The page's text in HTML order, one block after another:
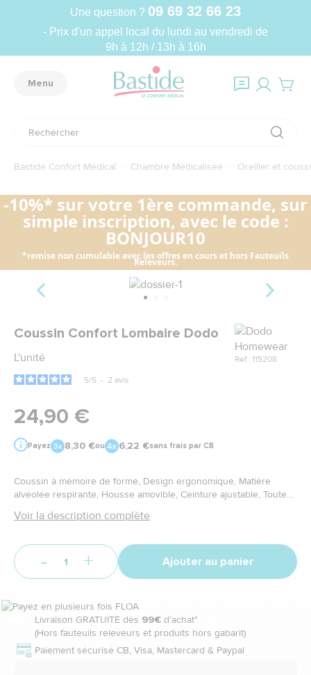
Une question ? 09 69 32 66 23
- Prix d'un appel local du lundi au vendredi de
9h à 12h / 13h à 16h
Menu
Bastide Confort Médical Chambre Médicalisée Oreiller et
-10%* sur votre 1ère commande, sur
simple inscription, avec le code :
BONJOUR10
*remise non cumulable avec les offres en cours et hors Fauteuils
Releveurs.
Coussin Confort Lombaire Dodo
L'unité
Marque
Ref.: 115208
5/5 - 2 avis
24,90 €
Payez 8,30 €ou 6,22 €sans frais par CB
Coussin à mémoire de forme, Design ergonomique, Matière
alvéolée respirante, Housse amovible, Ceinture ajustable, Toutes
Voir la description complète
- + Ajouter au panier
Livraison GRATUITE dès 99€ d’achat*
(Hors fauteuils releveurs et produits hors gabarit)
Paiement sécurisé CB, Visa, Mastercard & Paypal